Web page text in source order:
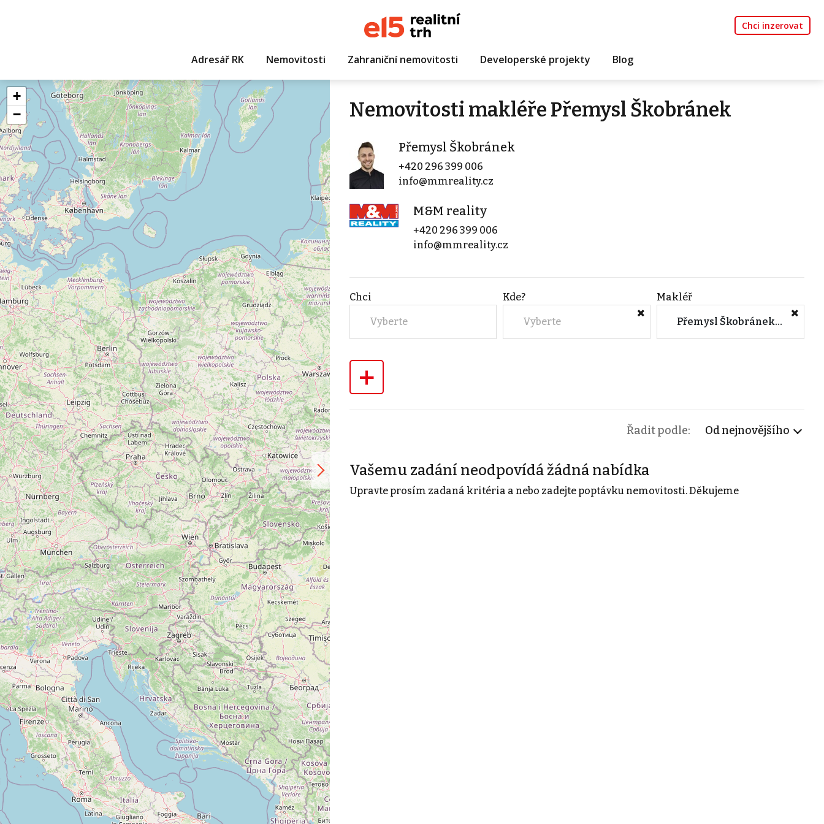
Chci inzerovat
Adresář RK Nemovitosti Zahraniční nemovitosti Developerské projekty Blog
+
−
Nemovitosti makléře Přemysl Škobránek
Přemysl Škobránek
+420 296 399 006
info@mmreality.cz
M&M reality
+420 296 399 006
info@mmreality.cz
Chci
Vyberte
Kde?
Vyberte
Makléř
Přemysl Škobránek (M&M reality)
+
Řadit podle: Od nejnovějšího
Vašemu zadání neodpovídá žádná nabídka
Upravte prosím zadaná kritéria a nebo zadejte poptávku nemovitosti. Děkujeme